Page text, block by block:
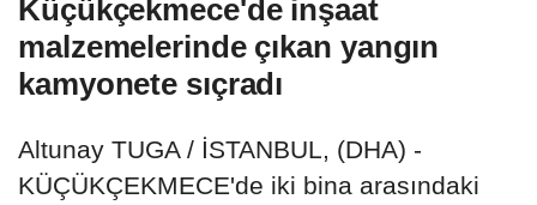
Küçükçekmece'de inşaat
malzemelerinde çıkan yangın
kamyonete sıçradı
Altunay TUGA / İSTANBUL, (DHA) -
KÜÇÜKÇEKMECE'de iki bina arasındaki